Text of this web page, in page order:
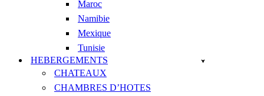
Maroc
Namibie
Mexique
Tunisie
HEBERGEMENTS
CHATEAUX
CHAMBRES D’HOTES